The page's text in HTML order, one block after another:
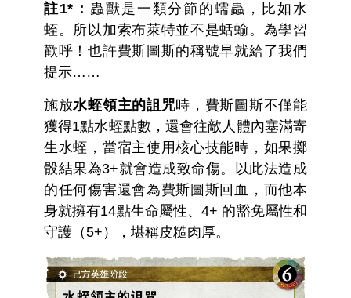
註1*： 蟲獸是一類分節的蠕蟲，比如水
蛭。所以加索布萊特並不是蛞蝓。為學習
歡呼！也許費斯圖斯的稱號早就給了我們
提示……
施放水蛭領主的詛咒時，費斯圖斯不僅能
獲得1點水蛭點數，還會往敵人體內塞滿寄
生水蛭，當宿主使用核心技能時，如果擲
骰結果為3+就會造成致命傷。以此法造成
的任何傷害還會為費斯圖斯回血，而他本
身就擁有14點生命屬性、4+ 的豁免屬性和
守護（5+），堪稱皮糙肉厚。